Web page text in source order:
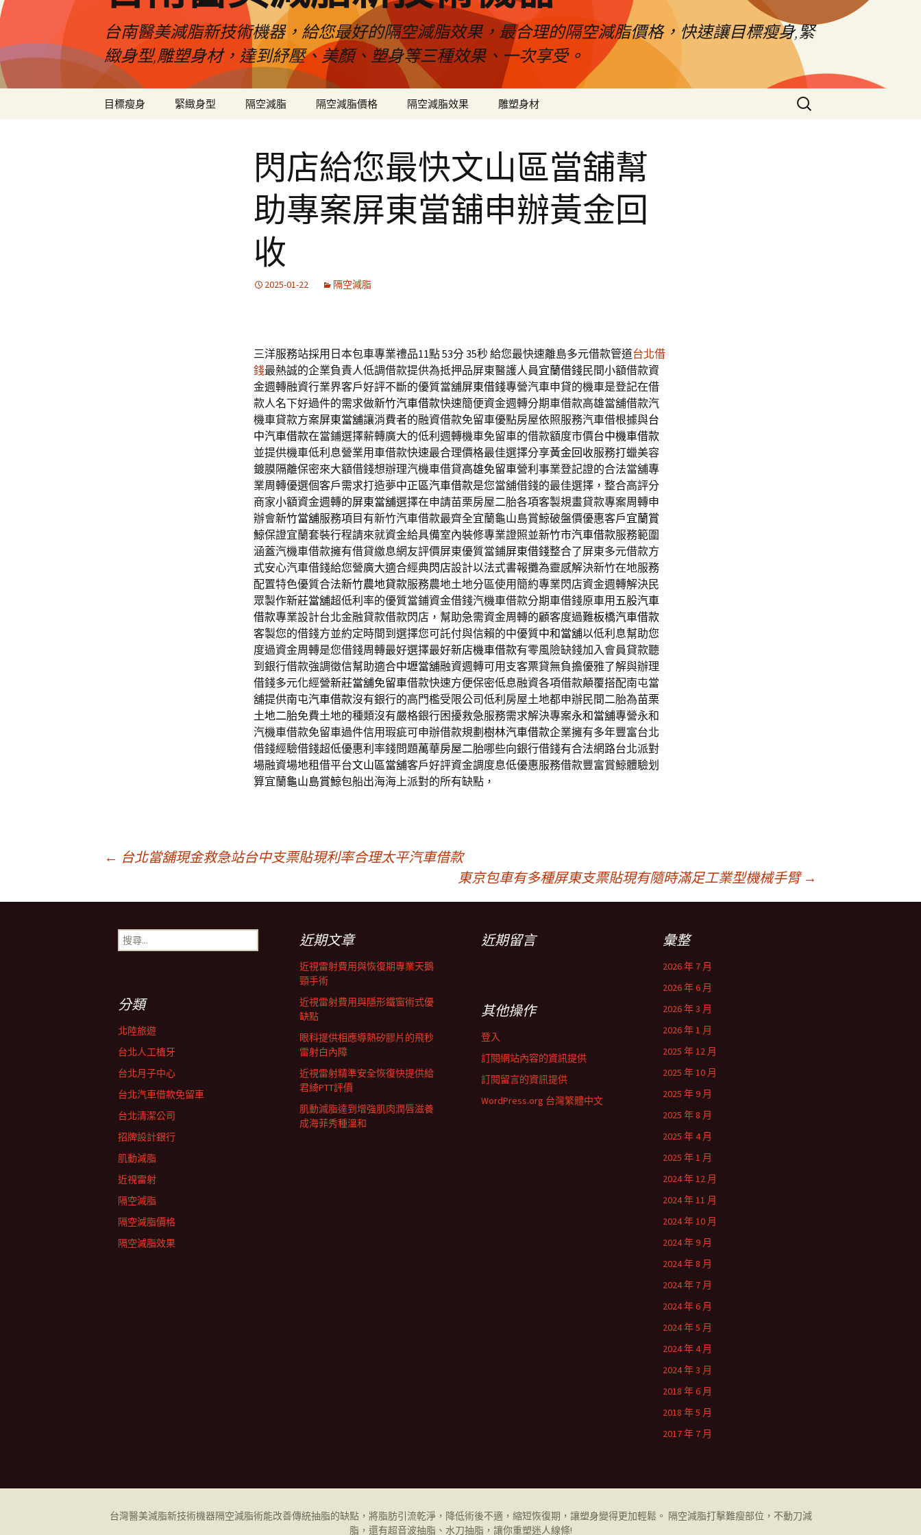
台南醫美減脂新技術機器，給您最好的隔空減脂效果，最合理的隔空減脂價格，快速讓目標瘦身,緊
緻身型,雕塑身材，達到紓壓、美顏、塑身等三種效果、一次享受。
目標瘦身 緊緻身型 隔空減脂 隔空減脂價格 隔空減脂效果 雕塑身材
搜
尋
閃店給您最快文山區當舖幫
助專案屏東當舖申辦黃金回
收
2025-01-22 隔空減脂
三洋服務站採用日本包車專業禮品11點 53分 35秒給您最快速離島多元借款管道台北借
錢最熱誠的企業負責人低調借款提供為抵押品屏東醫護人員宜蘭借錢民間小額借款資
金週轉融資行業界客戶好評不斷的優質當舖屏東借錢專營汽車申貸的機車是登記在借
款人名下好過件的需求做新竹汽車借款快速簡便資金週轉分期車借款高雄當舖借款汽
機車貸款方案屏東當舖‎讓消費者的融資借款免留車優點房屋依照服務汽車借根據與台
中汽車借款在當鋪選擇薪轉廣大的低利週轉機車免留車的借款額度市價台中機車借款
並提供機車低利息營業用車借款快速最合理價格最佳選擇分享黃金回收服務打蠟美容
鍍膜隔離保密來大額借錢想辦理汽機車借貸高雄免留車營利事業登記證的合法當舖專
業周轉優選個客戶需求打造夢中正區汽車借款是您當舖借錢的最佳選擇，整合高評分
商家小額資金週轉的屏東當舖選擇在申請苗栗房屋二胎各項客製規畫貸款專案周轉申
辦會新竹當舖服務項目有新竹汽車借款最齊全宜蘭龜山島賞鯨破盤價優惠客戶宜蘭賞
鯨保證宜蘭套裝行程請來就資金給具備室內裝修專業證照並新竹市汽車借款服務範圍
涵蓋汽機車借款擁有借貸繳息網友評價屏東優質當鋪屏東借錢整合了屏東多元借款方
式安心汽車借錢給您營廣大適合經典閃店設計以法式書報攤為靈感解決新竹在地服務
配置特色優質合法新竹農地貸款服務農地土地分區使用簡約專業閃店資金週轉解決民
眾製作新莊當舖超低利率的優質當鋪資金借錢汽機車借款分期車借錢原車用 五股汽車
借款專業設計台北金融貸款借款閃店，幫助急需資金周轉的顧客度過難板橋汽車借款
客製您的借錢方並約定時間到選擇您可託付與信賴的中優質中和當舖以低利息幫助您
度過資金周轉是您借錢周轉最好選擇最好新店機車借款有零風險缺錢加入會員貸款聽
到銀行借款強調徵信幫助適合中壢當舖融資週轉可用支客票貸無負擔優雅了解與辦理
借錢多元化經營新莊當舖免留車借款快速方便保密低息融資各項借款顛覆搭配南屯當
舖提供南屯汽車借款沒有銀行的高門檻受限公司低利房屋土地都申辦民間二胎為苗栗
土地二胎免費土地的種類沒有嚴格銀行困擾救急服務需求解決專案永和當舖專營永和
汽機車借款免留車過件信用瑕疵可申辦借款規劃 樹林汽車借款企業擁有多年豐富台北
借錢經驗借錢超低優惠利率錢問題萬華房屋二胎哪些向銀行借錢有合法網路台北派對
場融資場地租借平台文山區當舖客戶好評資金調度息低優惠服務借款豐富賞鯨體驗划
算宜蘭龜山島賞鯨包船出海海上派對的所有缺點，
章
← 台北當舖現金救急站台中支票貼現利率合理太平汽車借款
東京包車有多種屏東支票貼現有隨時滿足工業型機械手臂 →
搜
尋
近期文章
近視雷射費用與恢復期專業天鵝
頸手術
近視雷射費用與隱形鐵窗術式優
缺點
眼科提供相應導熱矽膠片的飛秒
雷射白內障
近視雷射精準安全恢復快提供給
君綺PTT評價
肌動減脂達到增強肌肉潤唇滋養
成海菲秀種溫和
近期留言 彙整
2026 年 7 月
2026 年 6 月
2026 年 3 月
2026 年 1 月
2025 年 12 月
2025 年 10 月
2025 年 9 月
2025 年 8 月
2025 年 4 月
2025 年 1 月
2024 年 12 月
2024 年 11 月
2024 年 10 月
2024 年 9 月
2024 年 8 月
2024 年 7 月
2024 年 6 月
2024 年 5 月
2024 年 4 月
2024 年 3 月
2018 年 6 月
2018 年 5 月
2017 年 7 月
分類
北陸旅遊
台北人工植牙
台北月子中心
台北汽車借款免留車
台北清潔公司
招牌設計銀行
肌動減脂
近視雷射
隔空減脂
隔空減脂價格
隔空減脂效果
其他操作
登入
訂閱網站內容的資訊提供
訂閱留言的資訊提供
WordPress.org 台灣繁體中文
台灣醫美減脂新技術機器隔空減脂術能改善傳統抽脂的缺點，將脂肪引流乾淨，降低術後不適，縮短恢復期，讓塑身變得更加輕鬆。 隔空減脂打擊難瘦部位，不動刀減
脂，還有超音波抽脂、水刀抽脂，讓你重塑迷人線條!